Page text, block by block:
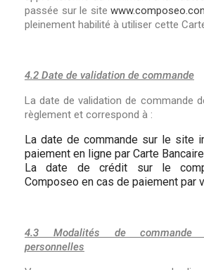
passée sur le site
pleinement habilité à utiliser cette
4.2 Date de validation de commande
La date de validation de commande
règlement et correspond à :
La date de commande sur le site
paiement en ligne par Carte Bancaire
La date de crédit sur le
Composeo en cas de paiement par
4.3 Modalités de commande
personnelles